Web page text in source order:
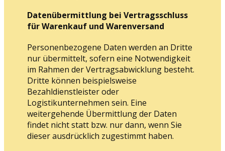
Datenübermittlung bei Vertragsschluss
für Warenkauf und Warenversand
Personenbezogene Daten werden an Dritte
nur übermittelt, sofern eine Notwendigkeit
im Rahmen der Vertragsabwicklung besteht.
Dritte können beispielsweise
Bezahldienstleister oder
Logistikunternehmen sein. Eine
weitergehende Übermittlung der Daten
findet nicht statt bzw. nur dann, wenn Sie
dieser ausdrücklich zugestimmt haben.